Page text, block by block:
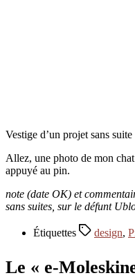
Vestige d’un projet sans
Allez, une photo de mon
appuyé au pin.
note (date OK) et
sans suites, sur le défunt
Étiquettes design,
Le « e-